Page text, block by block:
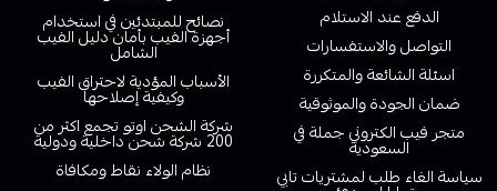
الدفع عند الاستلام
التواصل والاستفسارات
اسئلة الشائعة والمتكررة
ضمان الجودة والموثوقية
متجر فيب الكتروني جملة في
السعودية
سياسة الغاء طلب لمشتريات تابي
نصائح للمبتدئين في استخدام
أجهزة الفيب بأمان دليل الفيب
الشامل
الأسباب المؤدية لاحتراق الفيب
وكيفية إصلاحها
شركة الشحن اوتو تجمع اكثر من
200 شركة شحن داخلية ودولية
نظام الولاء نقاط ومكافاة